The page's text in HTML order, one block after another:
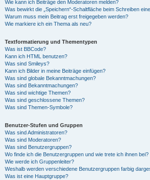
Wie kann ich Beiträge den Moderatoren melden?
Was bewirkt die „Speichern“-Schaltfläche beim Schreiben
Warum muss mein Beitrag erst freigegeben werden?
Wie markiere ich ein Thema als neu?
Textformatierung und Thementypen
Was ist BBCode?
Kann ich HTML benutzen?
Was sind Smileys?
Kann ich Bilder in meine Beiträge einfügen?
Was sind globale Bekanntmachungen?
Was sind Bekanntmachungen?
Was sind wichtige Themen?
Was sind geschlossene Themen?
Was sind Themen-Symbole?
Benutzer-Stufen und Gruppen
Was sind Administratoren?
Was sind Moderatoren?
Was sind Benutzergruppen?
Wo finde ich die Benutzergruppen und wie trete ich ihnen bei?
Wie werde ich Gruppenleiter?
Weshalb werden verschiedene Benutzergruppen farbig
Was ist eine Hauptgruppe?